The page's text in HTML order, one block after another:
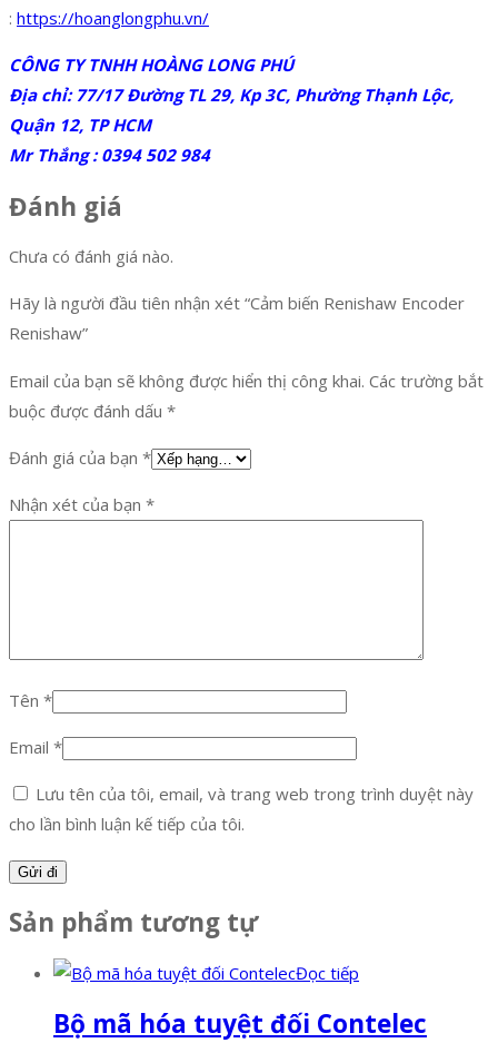
: https://hoanglongphu.vn/
CÔNG TY TNHH HOÀNG LONG PHÚ
Địa chỉ: 77/17 Đường TL 29, Kp 3C, Phường Thạnh Lộc,
Quận 12, TP HCM
Mr Thắng : 0394 502 984
Đánh giá
Chưa có đánh giá nào.
Hãy là người đầu tiên nhận xét “Cảm biến Renishaw Encoder
Renishaw”
Email của bạn sẽ không được hiển thị công khai. Các trường bắt
buộc được đánh dấu *
Đánh giá của bạn *
Nhận xét của bạn *
Tên *
Email *
Lưu tên của tôi, email, và trang web trong trình duyệt này
cho lần bình luận kế tiếp của tôi.
Sản phẩm tương tự
Đọc tiếp
Bộ mã hóa tuyệt đối Contelec